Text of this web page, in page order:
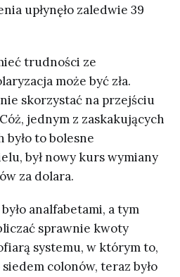
upłynęło zaledwie 39
trudności ze
może być zła.
skorzystać na przejściu
jednym z zaskakujących
to bolesne
był nowy kurs wymiany
za dolara.
analfabetami, a tym
sprawnie kwoty
systemu, w którym to,
colonów, teraz było